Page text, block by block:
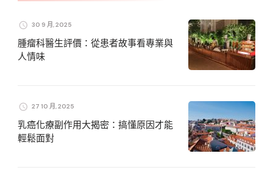
30 9 月, 2025
腫瘤科醫生評價：從患者故事看專業與
人情味
27 10 月, 2025
乳癌化療副作用大揭密：搞懂原因才能
輕鬆面對